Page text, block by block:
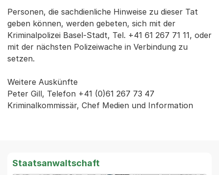
Personen, die sachdienliche Hinweise zu dieser Tat
geben können, werden gebeten, sich mit der
Kriminalpolizei Basel-Stadt, Tel. +41 61 267 71 11, oder
mit der nächsten Polizeiwache in Verbindung zu
setzen.
Weitere Auskünfte
Peter Gill, Telefon +41 (0)61 267 73 47
Kriminalkommissär, Chef Medien und Information
Staatsanwaltschaft